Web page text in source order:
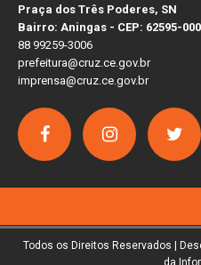
Praça dos Três Poderes, SN
Bairro: Aningas - CEP: 62595-
88 99259-3006
prefeitura@cruz.ce.gov.br
imprensa@cruz.ce.gov.br
Todos os Direitos Reservados |
da